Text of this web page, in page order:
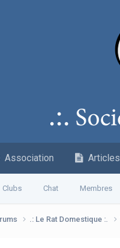
Association Articles
Clubs Chat Membres
.: Le Rat Domestique :.